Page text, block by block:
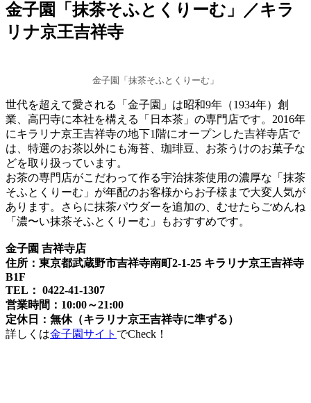
金子園「抹茶そふとくりーむ」／キラ
リナ京王吉祥寺
金子園「抹茶そふとくりーむ」
世代を超えて愛される「金子園」は昭和9年（1934年）創
業、高円寺に本社を構える「日本茶」の専門店です。2016年
にキラリナ京王吉祥寺の地下1階にオープンした吉祥寺店で
は、特選のお茶以外にも海苔、珈琲豆、お茶うけのお菓子な
どを取り扱っています。
お茶の専門店がこだわって作る宇治抹茶使用の濃厚な「抹茶
そふとくりーむ」が年配のお客様からお子様まで大変人気が
あります。さらに抹茶パウダーを追加の、むせたらごめんね
「濃〜い抹茶そふとくりーむ」もおすすめです。
金子園 吉祥寺店
住所：東京都武蔵野市吉祥寺南町2-1-25 キラリナ京王吉祥寺
B1F
TEL： 0422-41-1307
営業時間：10:00～21:00
定休日：無休（キラリナ京王吉祥寺に準ずる）
詳しくは金子園サイト でCheck！